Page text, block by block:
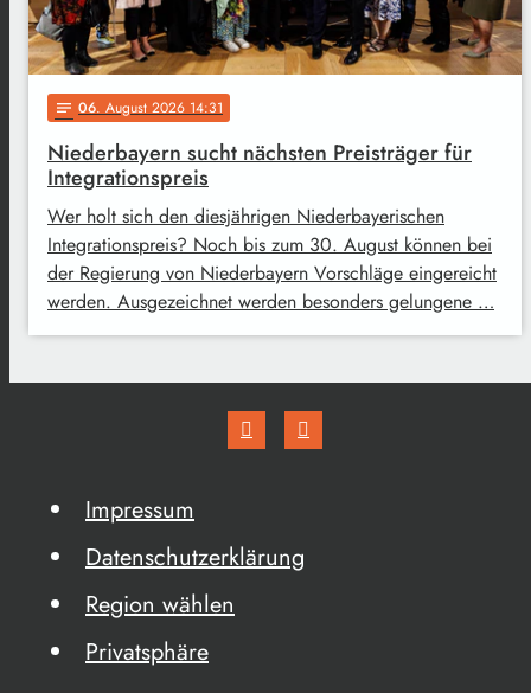
notes 06. August 2026 14:31
Niederbayern sucht nächsten Preisträger für
Integrationspreis
Wer holt sich den diesjährigen Niederbayerischen
Integrationspreis? Noch bis zum 30. August können bei
der Regierung von Niederbayern Vorschläge eingereicht
werden. Ausgezeichnet werden besonders gelungene …
Impressum
Datenschutzerklärung
Region wählen
Privatsphäre